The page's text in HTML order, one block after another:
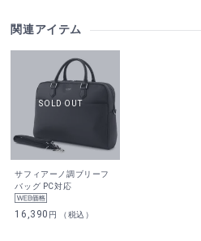
関連アイテム
サフィアーノ調ブリーフ
バッグ PC対応
16,390 円 （税込）